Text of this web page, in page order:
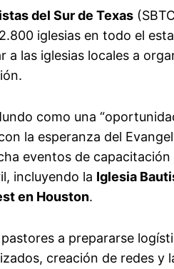
del Sur de Texas
iglesias en todo el
a las iglesias locales a
como una
la esperanza del
eventos de
incluyendo la Iglesia
en Houston.
a prepararse
creación de redes y